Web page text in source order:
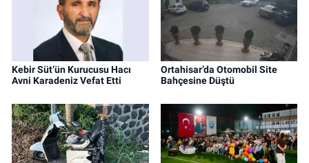
Kebir Süt’ün Kurucusu Hacı
Avni Karadeniz Vefat Etti
Ortahisar’da Otomobil Site
Bahçesine Düştü